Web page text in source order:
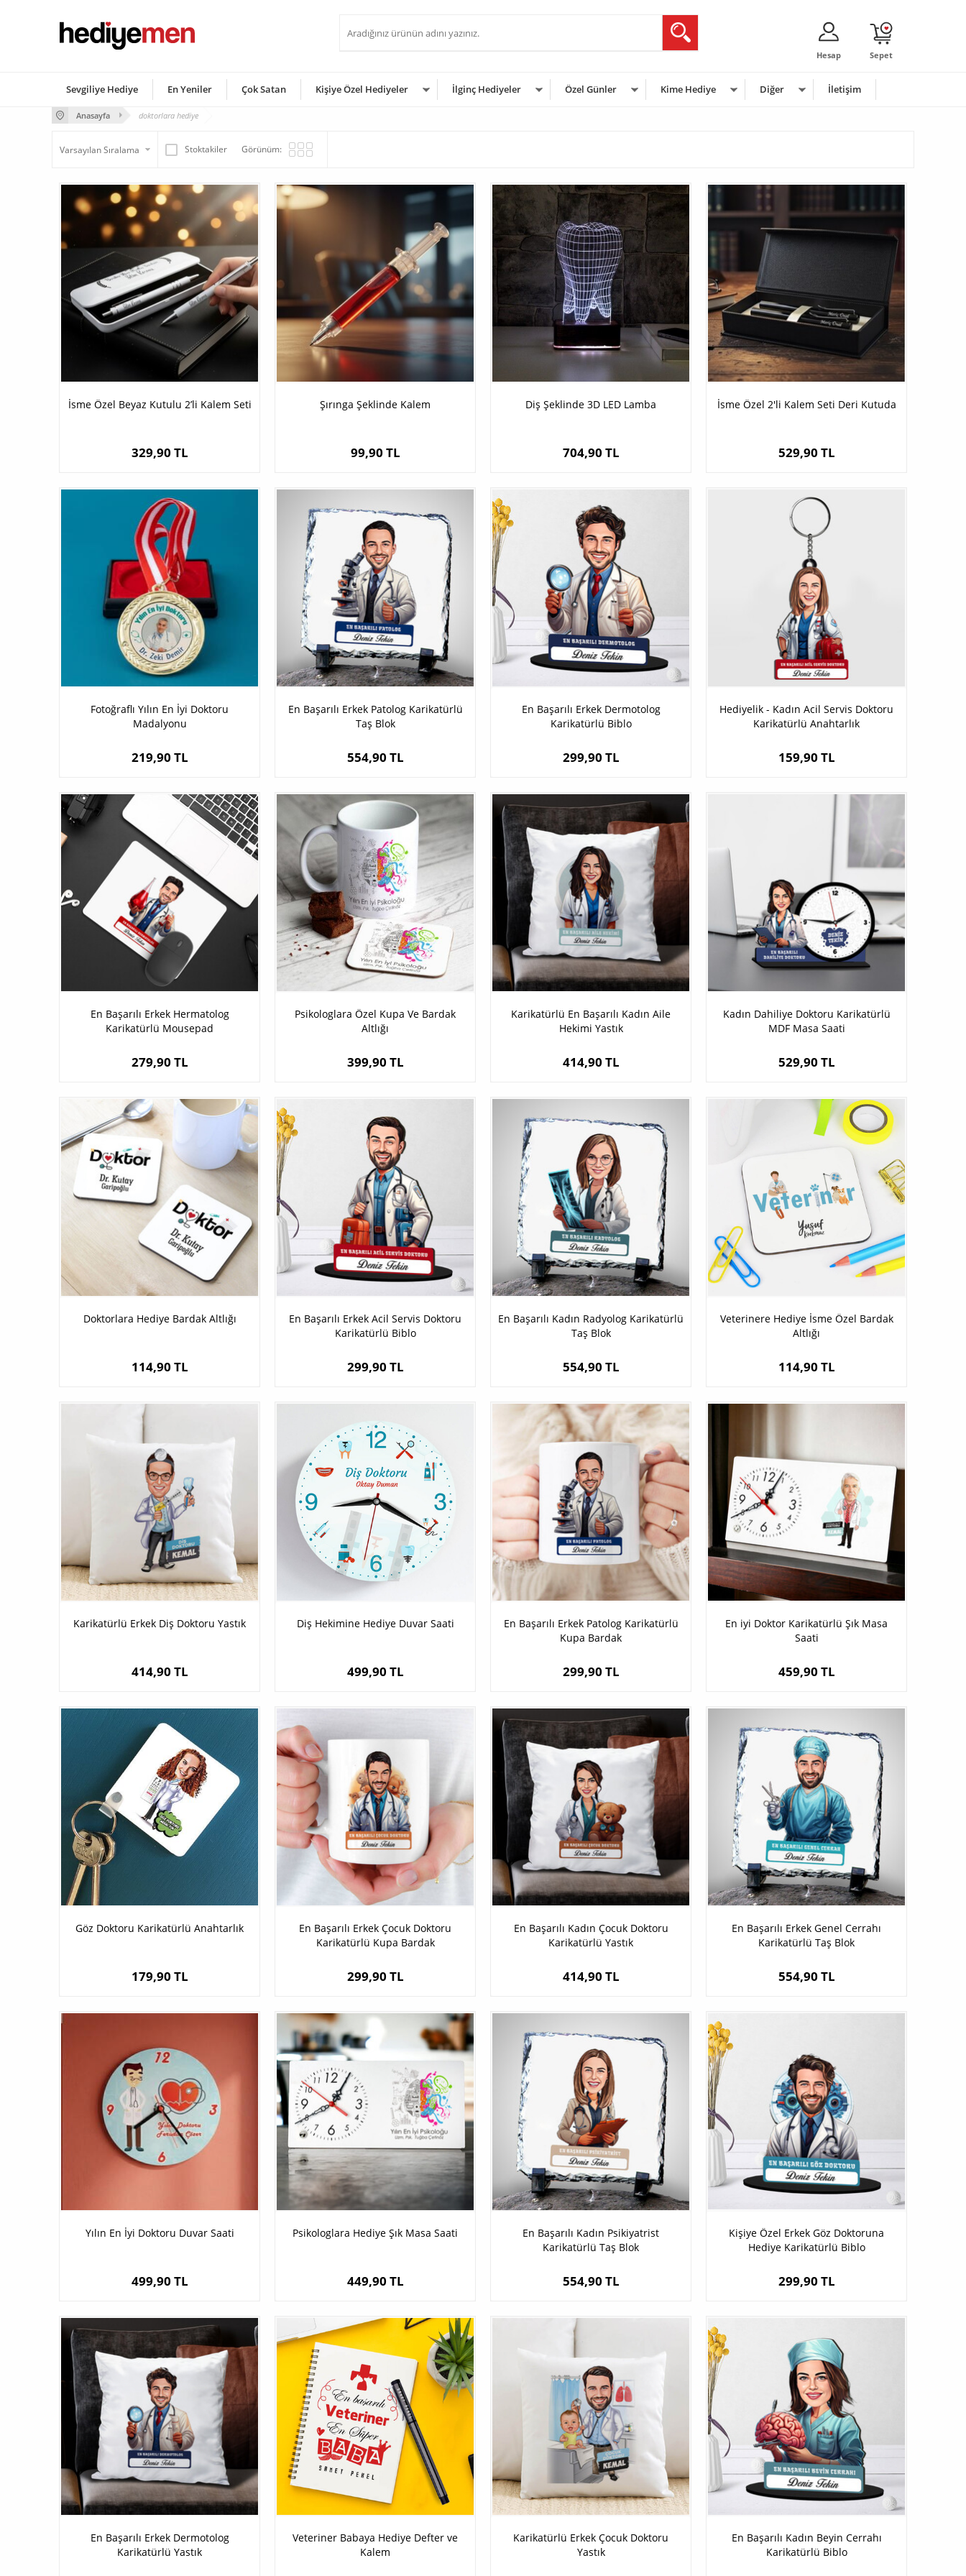
Sepet
Hesap
Sevgiliye Hediye En Yeniler Çok Satan Kişiye Özel Hediyeler İlginç Hediyeler Özel Günler Kime Hediye Diğer İletişim
Anasayfa doktorlara hediye
Stoktakiler Görünüm:
İsme Özel Beyaz Kutulu 2’li Kalem Seti
329,90 TL
Şırınga Şeklinde Kalem
99,90 TL
Diş Şeklinde 3D LED Lamba
704,90 TL
İsme Özel 2'li Kalem Seti Deri Kutuda
529,90 TL
Fotoğraflı Yılın En İyi Doktoru
Madalyonu
219,90 TL
En Başarılı Erkek Patolog Karikatürlü
Taş Blok
554,90 TL
En Başarılı Erkek Dermotolog
Karikatürlü Biblo
299,90 TL
Hediyelik - Kadın Acil Servis Doktoru
Karikatürlü Anahtarlık
159,90 TL
En Başarılı Erkek Hermatolog
Karikatürlü Mousepad
279,90 TL
Psikologlara Özel Kupa Ve Bardak
Altlığı
399,90 TL
Karikatürlü En Başarılı Kadın Aile
Hekimi Yastık
414,90 TL
Kadın Dahiliye Doktoru Karikatürlü
MDF Masa Saati
529,90 TL
Doktorlara Hediye Bardak Altlığı
114,90 TL
En Başarılı Erkek Acil Servis Doktoru
Karikatürlü Biblo
299,90 TL
En Başarılı Kadın Radyolog Karikatürlü
Taş Blok
554,90 TL
Veterinere Hediye İsme Özel Bardak
Altlığı
114,90 TL
Karikatürlü Erkek Diş Doktoru Yastık
414,90 TL
Diş Hekimine Hediye Duvar Saati
499,90 TL
En Başarılı Erkek Patolog Karikatürlü
Kupa Bardak
299,90 TL
En iyi Doktor Karikatürlü Şık Masa
Saati
459,90 TL
Göz Doktoru Karikatürlü Anahtarlık
179,90 TL
En Başarılı Erkek Çocuk Doktoru
Karikatürlü Kupa Bardak
299,90 TL
En Başarılı Kadın Çocuk Doktoru
Karikatürlü Yastık
414,90 TL
En Başarılı Erkek Genel Cerrahı
Karikatürlü Taş Blok
554,90 TL
Yılın En İyi Doktoru Duvar Saati
499,90 TL
Psikologlara Hediye Şık Masa Saati
449,90 TL
En Başarılı Kadın Psikiyatrist
Karikatürlü Taş Blok
554,90 TL
Kişiye Özel Erkek Göz Doktoruna
Hediye Karikatürlü Biblo
299,90 TL
En Başarılı Erkek Dermotolog
Karikatürlü Yastık
Veteriner Babaya Hediye Defter ve
Kalem
Karikatürlü Erkek Çocuk Doktoru
Yastık
En Başarılı Kadın Beyin Cerrahı
Karikatürlü Biblo